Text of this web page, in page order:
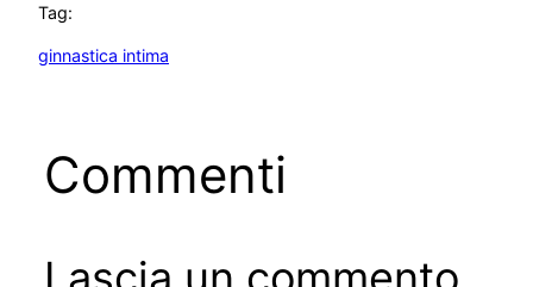
Tag:
ginnastica intima
Commenti